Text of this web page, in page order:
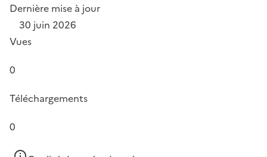
Dernière mise à jour
30 juin 2026
Vues
0
Téléchargements
0